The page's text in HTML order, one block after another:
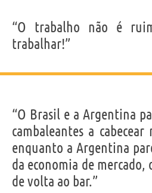
“O trabalho não é
trabalhar!”
“O Brasil e a Argentina
cambaleantes a
enquanto a Argentina
da economia de mercado,
de volta ao bar.”